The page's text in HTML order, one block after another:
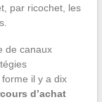
par ricochet, les
de canaux
il y a dix
d’achat